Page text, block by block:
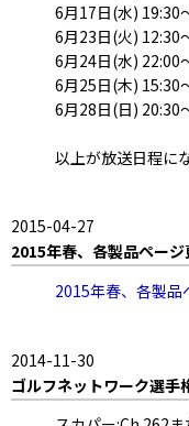
6月17日(水) 19:30
6月23日(火) 12:30
6月24日(水) 22:00
6月25日(木) 15:30
6月28日(日) 20:30
以上が放送日程に
2015-04-27
2015年春、各製品ペー
2015年春、各製品
2014-11-30
ゴルフネットワーク選手